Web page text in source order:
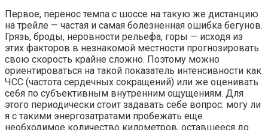
Первое, перенос темпа с шоссе на такую же дистанцию
на трейле — частая и самая болезненная ошибка бегунов.
Грязь, броды, неровности рельефа, горы — исходя из
этих факторов в незнакомой местности прогнозировать
свою скорость крайне сложно. Поэтому можно
ориентироваться на такой показатель интенсивности как
ЧСС (частота сердечных сокращений) или же оценивать
себя по субъективным внутренним ощущениям. Для
этого периодически стоит задавать себе вопрос: могу ли
я с такими энергозатратами пробежать еще
необходимое количество километров, оставшееся до